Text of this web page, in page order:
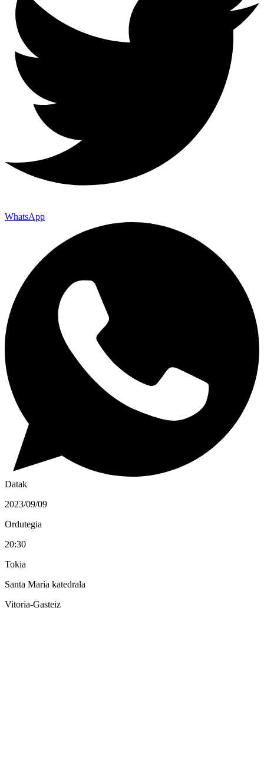
WhatsApp
Datak
2023/09/09
Ordutegia
20:30
Tokia
Santa Maria katedrala
Vitoria-Gasteiz